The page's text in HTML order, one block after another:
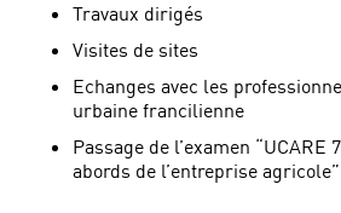
Travaux dirigés
Visites de sites
Echanges avec les
urbaine francilienne
Passage de l’examen “UCARE
abords de l’entreprise